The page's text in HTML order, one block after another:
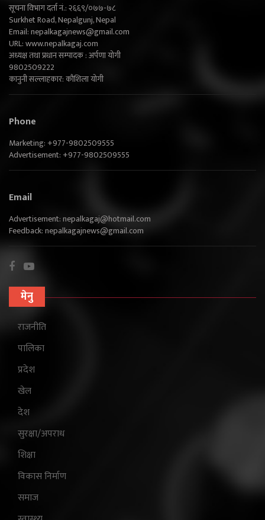
सूचना विभाग दर्ता नं.: २६६९/०७७-७८
Surkhet Road, Nepalgunj, Nepal
Email:nepalkagajnews@gmail.com
URL: www.nepalkagaj.com
अध्यक्ष तथा प्रधान सम्पादक : अर्पणा योगी
9802509222
कानुनी सल्लाहकार: कौशिला योगी
Phone
Marketing: +977-9802509555
Advertisement: +977-9802509555
Email
Advertisement:nepalkagaj@hotmail.com
Feedback:nepalkagajnews@gmail.com
मेनु
राजनीति
पालिका
प्रदेश
खेल
देश
सुरक्षा/अपराध
शिक्षा
विकास निर्माण
समाज